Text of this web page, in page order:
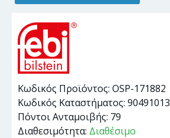
Κωδικός Προϊόντος: OSP-171882
Κωδικός Καταστήματος: 90491013
Πόντοι Ανταμοιβής: 79
Διαθεσιμότητα: Διαθέσιμο